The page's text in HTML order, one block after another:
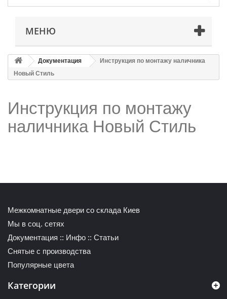
МЕНЮ
Документация
Инструкция по монтажу наличника
Новый Стиль
Инструкция по монтажу
наличника Новый Стиль
Межкомнатные двери со склада Киев
Мы в соц. сетях
Документация :: Инфо :: Статьи
Снятые с производства
Популярные цвета
Категории